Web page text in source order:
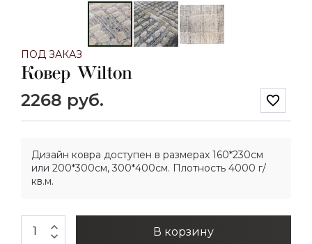
ПОД ЗАКАЗ
Ковер Wilton
2268 руб. favorite_border
Дизайн ковра доступен в размерах 160*230см
или 200*300см, 300*400см. Плотность 4000 г/
кв.м.
expand_less
expand_more В корзину